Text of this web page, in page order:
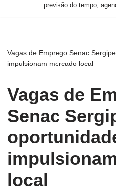
previsão do tempo,
Vagas de Emprego Senac
impulsionam mercado local
Vagas de
Senac
local